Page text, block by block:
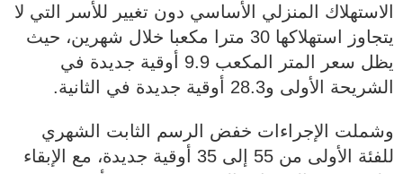
الاستهلاك المنزلي الأساسي دون تغيير للأسر التي لا
يتجاوز استهلاكها 30 مترا مكعبا خلال شهرين، حيث
يظل سعر المتر المكعب 9.9 أوقية جديدة في
الشريحة الأولى و28.3 أوقية جديدة في الثانية.
وشملت الإجراءات خفض الرسم الثابت الشهري
للفئة الأولى من 55 إلى 35 أوقية جديدة، مع الإبقاء